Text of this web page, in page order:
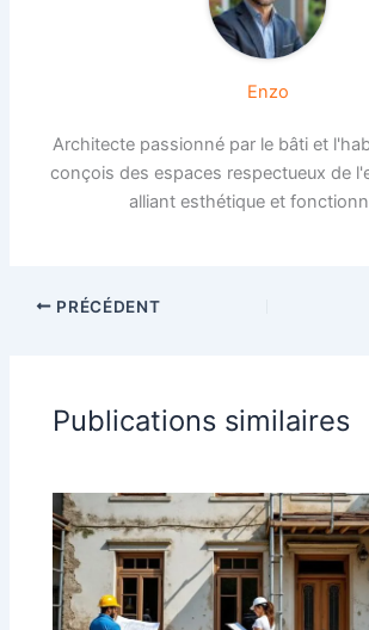
Enzo
Architecte passionné par le bâti et
conçois des espaces respectueux de
alliant esthétique et
PRÉCÉDENT
Publications similaires